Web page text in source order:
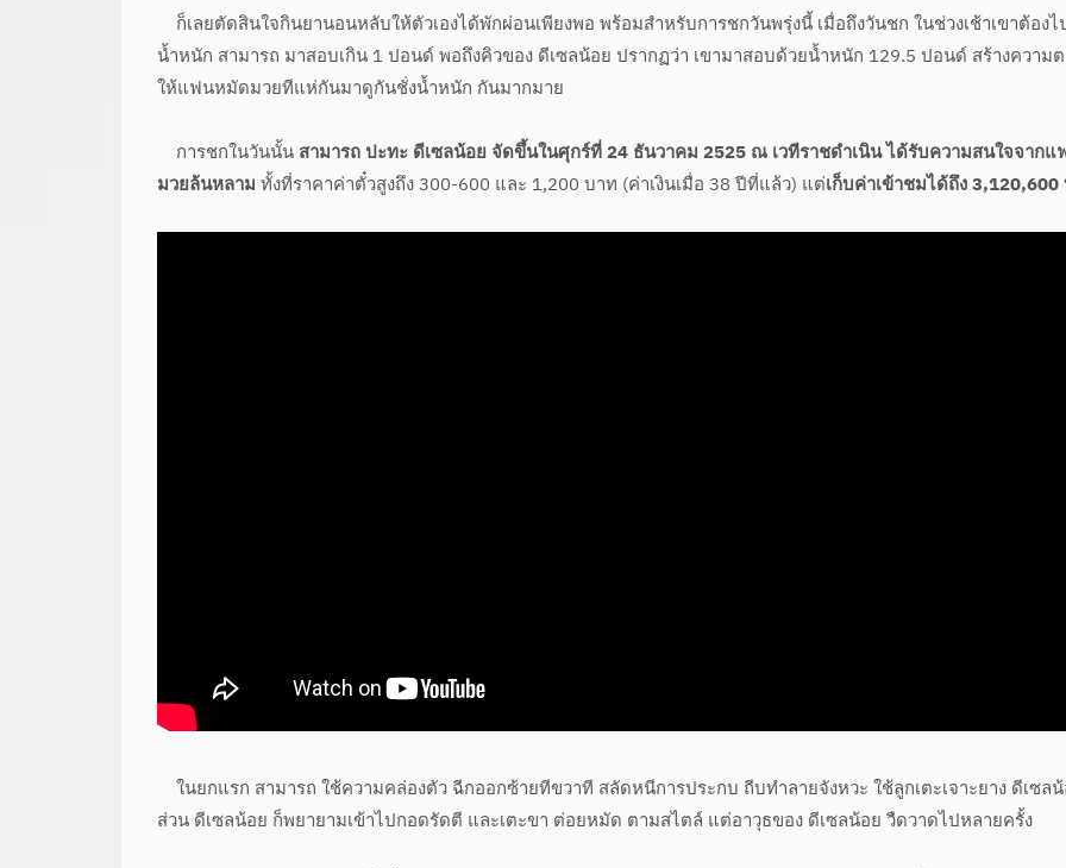
ก็เลยตัดสินใจกินยานอนหลับให้ตัวเองได้พักผ่อนเพียงพอ พร้อมสำหรับการชกวันพรุ่งนี้ เมื่อถึงวันชก ในช่วงเช้าเขาต้องไ
น้ำหนัก สามารถ มาสอบเกิน 1 ปอนด์ พอถึงคิวของ ดีเซลน้อย ปรากฏว่า เขามาสอบด้วยน้ำหนัก 129.5 ปอนด์ สร้างความ
ให้แฟนหมัดมวยทีแห่กันมาดูกันชั่งน้ำหนัก กันมากมาย
การชกในวันนั้น สามารถ ปะทะ ดีเซลน้อย จัดขึ้นในศุกร์ที่ 24 ธันวาคม 2525 ณ เวทีราชดำเนิน ได้รับความสนใจจากแ
มวยล้นหลาม ทั้งที่ราคาค่าตั๋วสูงถึง 300-600 และ 1,200 บาท (ค่าเงินเมื่อ 38 ปีที่แล้ว) แต่เก็บค่าเข้าชมได้ถึง
ในยกแรก สามารถ ใช้ความคล่องตัว ฉีกออกซ้ายทีขวาที สลัดหนีการประกบ ถีบทำลายจังหวะ ใช้ลูกเตะเจาะยาง ดีเซล
ส่วน ดีเซลน้อย ก็พยายามเข้าไปกอดรัดตี และเตะขา ต่อยหมัด ตามสไตล์ แต่อาวุธของ ดีเซลน้อย วืดวาดไปหลายครั้ง